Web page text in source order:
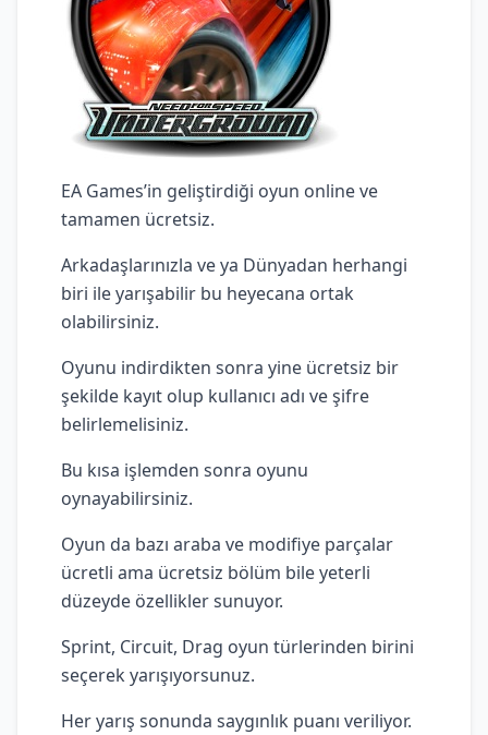
EA Games’in geliştirdiği oyun online ve
tamamen ücretsiz.
Arkadaşlarınızla ve ya Dünyadan herhangi
biri ile yarışabilir bu heyecana ortak
olabilirsiniz.
Oyunu indirdikten sonra yine ücretsiz bir
şekilde kayıt olup kullanıcı adı ve şifre
belirlemelisiniz.
Bu kısa işlemden sonra oyunu
oynayabilirsiniz.
Oyun da bazı araba ve modifiye parçalar
ücretli ama ücretsiz bölüm bile yeterli
düzeyde özellikler sunuyor.
Sprint, Circuit, Drag oyun türlerinden birini
seçerek yarışıyorsunuz.
Her yarış sonunda saygınlık puanı veriliyor.